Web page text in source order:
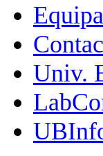
Equipa
Univ.